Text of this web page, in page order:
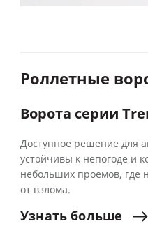
Роллетные
Ворота серии
Доступное решение для
устойчивы к непогоде и
небольших проемов, где
от взлома.
Узнать больше